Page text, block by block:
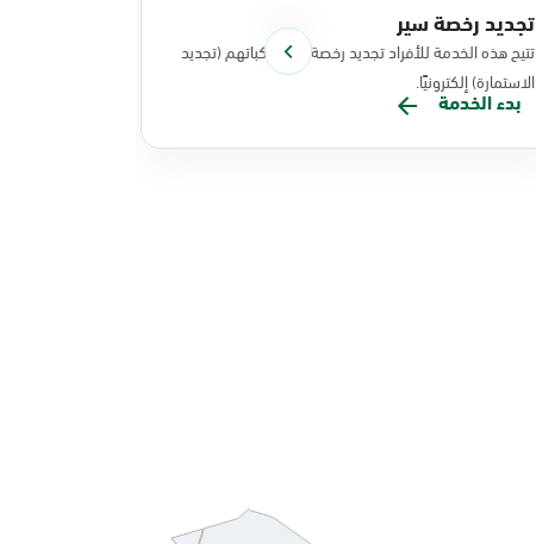
تجديد رخصة سير
تتيح هذه الخدمة للأفراد تجديد رخصة سير مركباتهم (تجديد
الاستمارة) إلكترونيًا.
بدء الخدمة